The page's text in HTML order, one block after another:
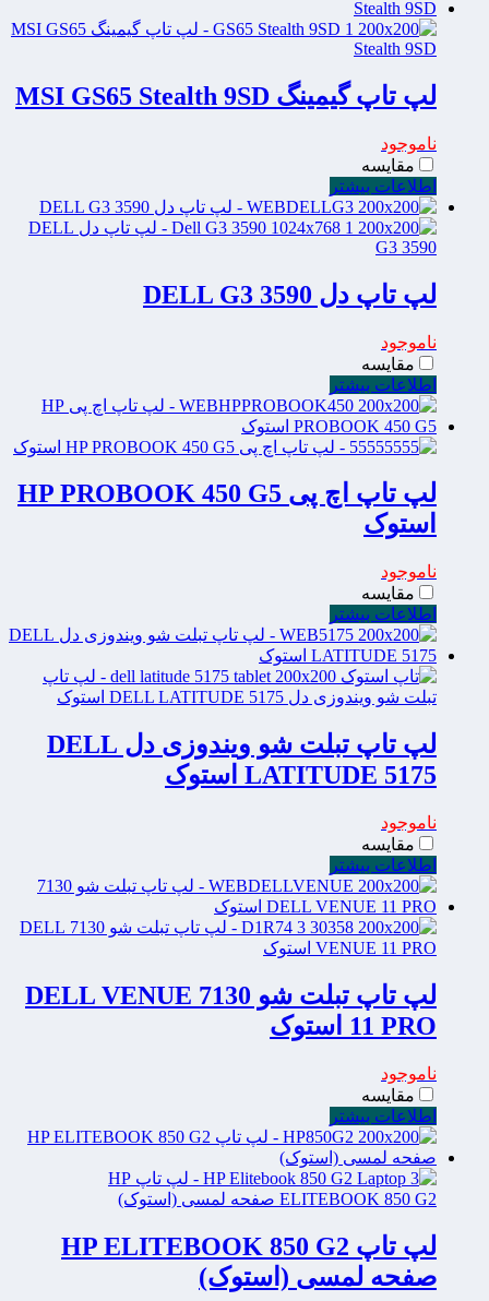
لپ تاپ گیمینگ MSI GS65 Stealth 9SD
ناموجود
مقایسه
اطلاعات بیشتر
لپ تاپ دل DELL G3 3590
ناموجود
مقایسه
اطلاعات بیشتر
لپ تاپ اچ پی HP PROBOOK 450 G5
استوک
ناموجود
مقایسه
اطلاعات بیشتر
لپ تاپ تبلت شو ویندوزی دل DELL
LATITUDE 5175 استوک
ناموجود
مقایسه
اطلاعات بیشتر
لپ تاپ تبلت شو 7130 DELL VENUE
11 PRO استوک
ناموجود
مقایسه
اطلاعات بیشتر
لپ تاپ HP ELITEBOOK 850 G2
صفحه لمسی (استوک)